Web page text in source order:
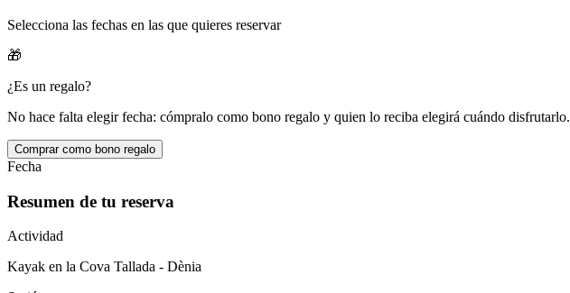
Selecciona las fechas en las que quieres reservar
🎁
¿Es un regalo?
No hace falta elegir fecha: cómpralo como bono regalo y quien lo reciba elegirá cuándo disfrutarlo.
Comprar como bono regalo
Fecha
Resumen de tu reserva
Actividad
Kayak en la Cova Tallada - Dènia